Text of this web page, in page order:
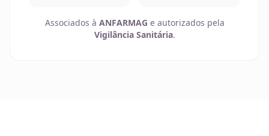
Associados à ANFARMAG e autorizados pela
Vigilância Sanitária.